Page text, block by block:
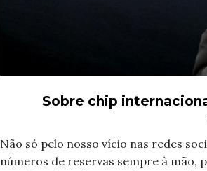
Sobre chip
Não só pelo nosso vício nas redes
números de reservas sempre à mão,